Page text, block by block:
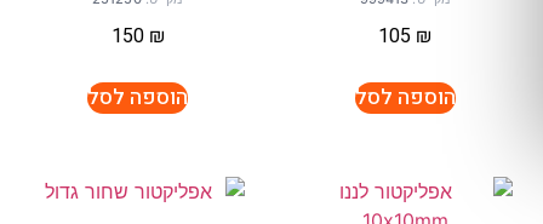
105 ₪
הוספה לסל
150 ₪
הוספה לסל